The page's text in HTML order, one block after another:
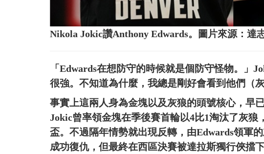
Nikola Jokic讚Anthony Edwards。圖片來源：達
「Edwards在想防守的時候就是個防守怪物。」
很強。不知道為什麼，我總是剛好會看到他們（
事實上這兩人身為金塊以及灰狼的頭號核心，早
Jokic曾率領金塊在季後賽首輪以4比1淘汰了灰
盃。不過隔年情勢就出現反轉，由Edwards領軍
成功復仇，但最終在西區決賽被達拉斯獨行俠擋下